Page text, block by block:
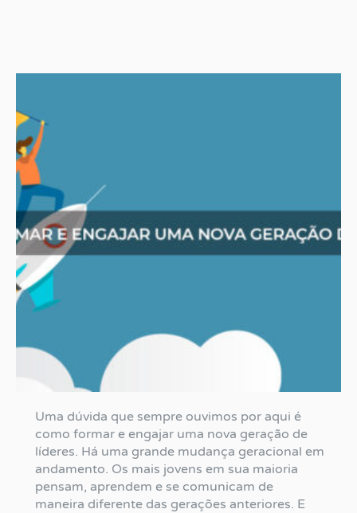
Uma dúvida que sempre ouvimos por aqui é
como formar e engajar uma nova geração de
líderes. Há uma grande mudança geracional em
andamento. Os mais jovens em sua maioria
pensam, aprendem e se comunicam de
maneira diferente das gerações anteriores. E